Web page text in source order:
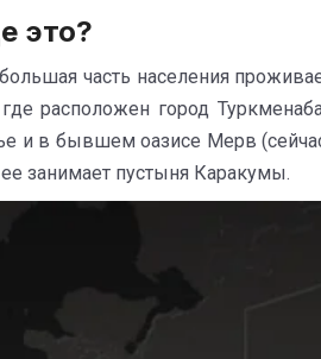
это?
часть населения
расположен город
и в бывшем оазисе Мерв
занимает пустыня Каракумы.